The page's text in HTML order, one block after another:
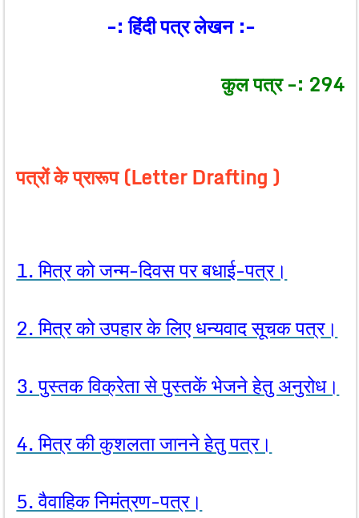
-: हिंदी पत्र लेखन :-
कुल पत्र -: 294
पत्रों के प्रारूप (Letter Drafting )
1. मित्र को जन्म-दिवस पर बधाई-पत्र।
2. मित्र को उपहार के लिए धन्यवाद सूचक पत्र।
3. पुस्तक विक्रेता से पुस्तकें भेजने हेतु अनुरोध।
4. मित्र की कुशलता जानने हेतु पत्र।
5. वैवाहिक निमंत्रण-पत्र।